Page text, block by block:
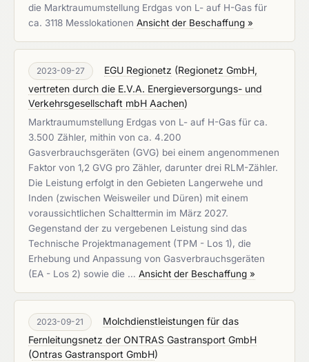
die Marktraumumstellung Erdgas von L- auf H-Gas für
ca. 3118 Messlokationen Ansicht der Beschaffung »
2023-09-27 EGU Regionetz (Regionetz GmbH,
vertreten durch die E.V.A. Energieversorgungs- und
Verkehrsgesellschaft mbH Aachen)
Marktraumumstellung Erdgas von L- auf H-Gas für ca.
3.500 Zähler, mithin von ca. 4.200
Gasverbrauchsgeräten (GVG) bei einem angenommenen
Faktor von 1,2 GVG pro Zähler, darunter drei RLM-Zähler.
Die Leistung erfolgt in den Gebieten Langerwehe und
Inden (zwischen Weisweiler und Düren) mit einem
voraussichtlichen Schalttermin im März 2027.
Gegenstand der zu vergebenen Leistung sind das
Technische Projektmanagement (TPM - Los 1), die
Erhebung und Anpassung von Gasverbrauchsgeräten
(EA - Los 2) sowie die … Ansicht der Beschaffung »
2023-09-21
Molchdienstleistungen für das
Fernleitungsnetz der ONTRAS Gastransport GmbH
(Ontras Gastransport GmbH)